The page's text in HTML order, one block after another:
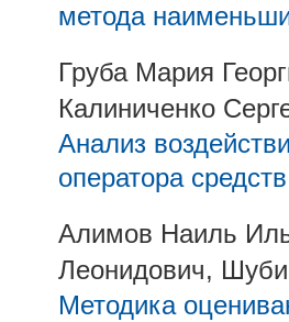
метода
Груба Мария
Калиниченко
Анализ
оператора
Алимов Наиль
Леонидович,
Методика